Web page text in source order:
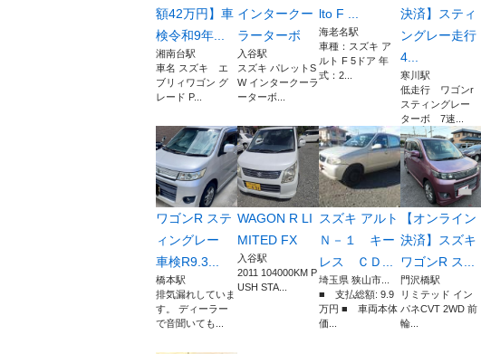
額42万円】車
検令和9年...
湘南台駅
車名 スズキ エ
ブリィワゴン グ
レード P...
インタークー
ラーターボ
入谷駅
スズキ パレットS
W インタークーラ
ーターボ...
lto F ...
海老名駅
車種：スズキ ア
ルト F 5ドア 年
式：2...
決済】スティ
ングレー走行
4...
寒川駅
低走行 ワゴンr
スティングレー
ターボ 7速...
ワゴンR ステ
ィングレー
車検R9.3...
橋本駅
排気漏れしていま
す。 ディーラー
で音聞いても...
WAGON R LI
MITED FX
入谷駅
2011 104000KM P
USH STA...
スズキ アルト
Ｎ－１ キー
レス ＣＤ...
埼玉県 狭山市...
■ 支払総額: 9.9
万円 ■ 車両本体
価...
【オンライン
決済】スズキ
ワゴンR ス...
門沢橋駅
リミテッド イン
パネCVT 2WD 前
輪...